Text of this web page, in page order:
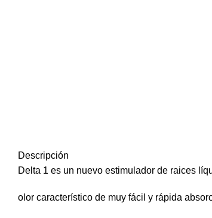
Descripción
Delta 1 es un nuevo estimulador de raices
olor característico de muy fácil y rápida